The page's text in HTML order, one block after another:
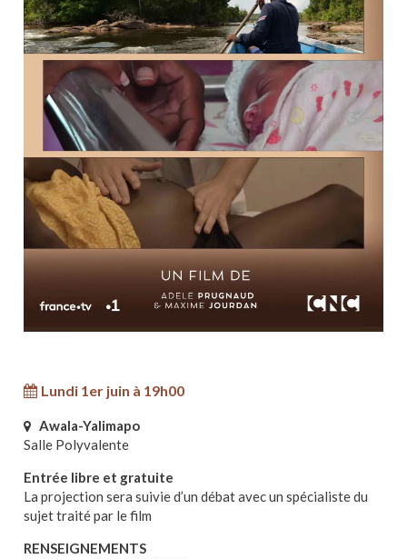
Lundi 1er juin à 19h00
Awala-Yalimapo
Salle Polyvalente
Entrée libre et gratuite
La projection sera suivie d’un débat avec un spécialiste du
sujet traité par le film
RENSEIGNEMENTS